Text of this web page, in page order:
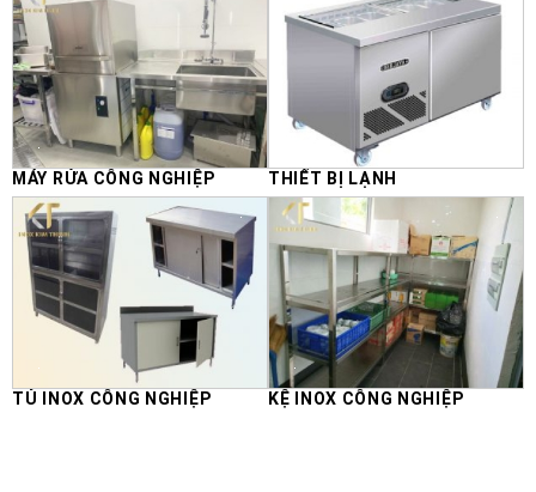
MÁY RỬA CÔNG NGHIỆP THIẾT BỊ LẠNH
TỦ INOX CÔNG NGHIỆP KỆ INOX CÔNG NGHIỆP